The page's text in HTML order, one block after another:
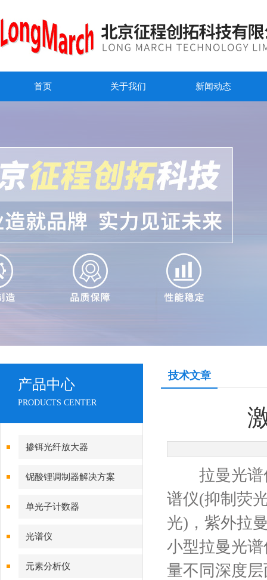
首页 关于我们 新闻动态
产品中心
PRODUCTS CENTER
掺铒光纤放大器
铌酸锂调制器解决方案
单光子计数器
光谱仪
元素分析仪
技术文章
拉曼光谱仪
谱仪(抑制荧
光)，紫外拉
小型拉曼光
量不同深度